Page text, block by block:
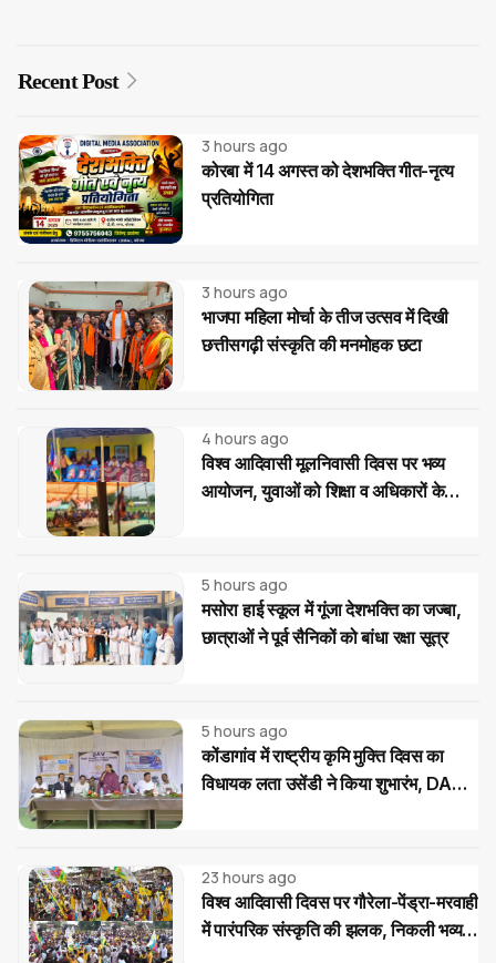
Recent Post
3 hours ago
कोरबा में 14 अगस्त को देशभक्ति गीत-नृत्य
प्रतियोगिता
3 hours ago
भाजपा महिला मोर्चा के तीज उत्सव में दिखी
छत्तीसगढ़ी संस्कृति की मनमोहक छटा
4 hours ago
विश्व आदिवासी मूलनिवासी दिवस पर भव्य
आयोजन, युवाओं को शिक्षा व अधिकारों के
5 hours ago
मसोरा हाई स्कूल में गूंजा देशभक्ति का जज्बा,
छात्राओं ने पूर्व सैनिकों को बांधा रक्षा सूत्र
5 hours ago
कोंडागांव में राष्ट्रीय कृमि मुक्ति दिवस का
विधायक लता उसेंडी ने किया शुभारंभ, DAV
23 hours ago
विश्व आदिवासी दिवस पर गौरेला-पेंड्रा-मरवाही
में पारंपरिक संस्कृति की झलक, निकली भव्य